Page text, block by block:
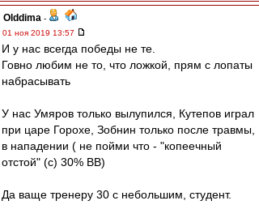
Olddima -
01 ноя 2019 13:57
И у нас всегда победы не те.
Говно любим не то, что ложкой, прям с лопаты
набрасывать
У нас Умяров только вылупился, Кутепов играл
при царе Горохе, Зобнин только после травмы,
в нападении ( не пойми что - "копеечный
отстой" (с) 30% ВВ)
Да ваще тренеру 30 с небольшим, студент.